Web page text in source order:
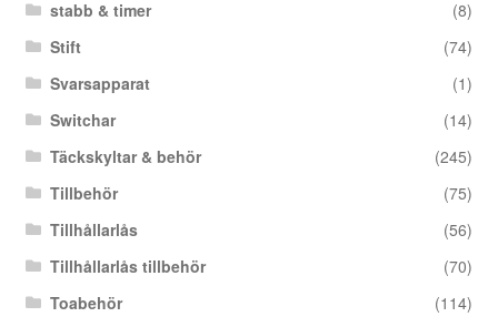
stabb & timer
(8)
Stift
(74)
Svarsapparat
(1)
Switchar
(14)
Täckskyltar & behör
(245)
Tillbehör
(75)
Tillhållarlås
(56)
Tillhållarlås tillbehör
(70)
Toabehör
(114)